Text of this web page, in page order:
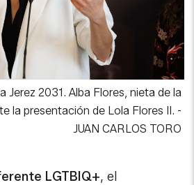
Jerez 2031. Alba Flores, nieta de la
la presentación de Lola Flores II. -
JUAN CARLOS TORO
LGTBIQ+, el